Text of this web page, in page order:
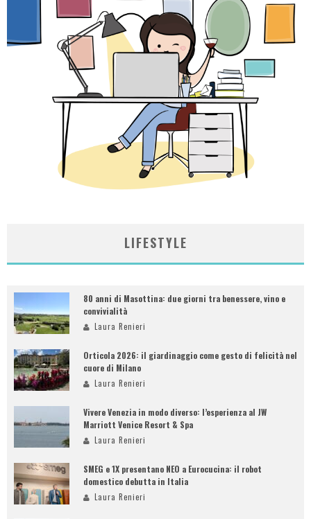
LIFESTYLE
80 anni di Masottina: due giorni tra benessere, vino e
convivialità
Laura Renieri
Orticola 2026: il giardinaggio come gesto di felicità nel
cuore di Milano
Laura Renieri
Vivere Venezia in modo diverso: l’esperienza al JW
Marriott Venice Resort & Spa
Laura Renieri
SMEG e 1X presentano NEO a Eurocucina: il robot
domestico debutta in Italia
Laura Renieri